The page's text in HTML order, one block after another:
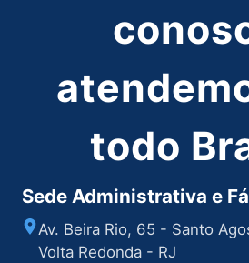
todo
Sede Administrativa e
Av. Beira Rio, 65 - Santo
Volta Redonda - RJ